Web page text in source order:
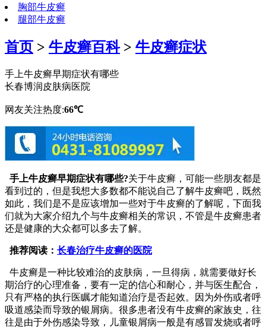
胸部牛皮癣
腿部牛皮癣
首页 > 牛皮癣百科> 牛皮癣症状
手上牛皮癣早期症状有哪些
长春博润皮肤病医院
网友关注热度:66℃
手上牛皮癣早期症状有哪些?关于牛皮癣，可能一些朋友都是
看到过的，但是我想大多数都不能说自己了解牛皮癣吧，既然
如此，我们是不是应该增加一些对于牛皮癣的了解呢，下面我
们就为大家介绍九个与牛皮癣相关的常识，不管是牛皮癣患者
还是健康的大众都可以多去了解。
推荐阅读： 长春治疗牛皮癣的医院
牛皮癣是一种比较难治的皮肤病，一旦得病，就需要做好长
期治疗的心理准备，要有一定的信心和耐心，并与医生配合，
只有严格的执行医瞩才能知道治疗是否起效。因为外伤或者呼
吸道感染而导致的银屑病。很多患者没有牛皮癣的家族史，往
往是由于外伤感染导致，儿童银屑病一般是有感冒发烧或者呼